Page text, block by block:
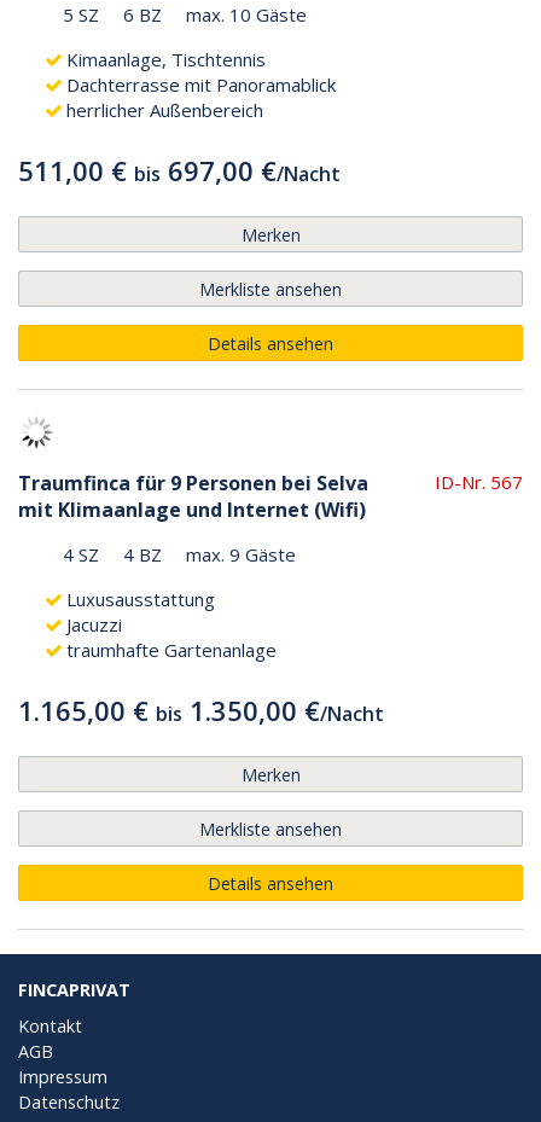
5 SZ 6 BZ
max. 10 Gäste
Kimaanlage, Tischtennis
Dachterrasse mit Panoramablick
herrlicher Außenbereich
511,00 € bis 697,00 €/Nacht
Merken
Merkliste ansehen
Details ansehen
Traumfinca für 9 Personen bei Selva
mit Klimaanlage und Internet (Wifi)
ID-Nr. 567
4 SZ 4 BZ
max. 9 Gäste
Luxusausstattung
Jacuzzi
traumhafte Gartenanlage
1.165,00 € bis 1.350,00 €/Nacht
Merken
Merkliste ansehen
Details ansehen
FINCAPRIVAT
Kontakt
AGB
Impressum
Datenschutz